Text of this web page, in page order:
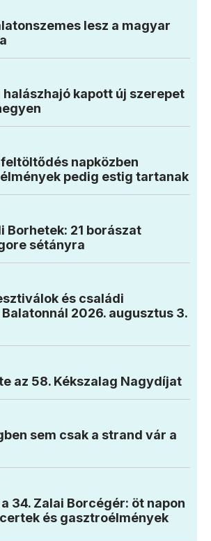
lesz a magyar
halászhajó kapott új szerepet
napközben
pedig estig tartanak
Borhetek: 21 borászat
sétányra
és családi
2026. augusztus 3.
az 58. Kékszalag Nagydíjat
sem csak a strand vár a
34. Zalai Borcégér: öt napon
és gasztroélmények